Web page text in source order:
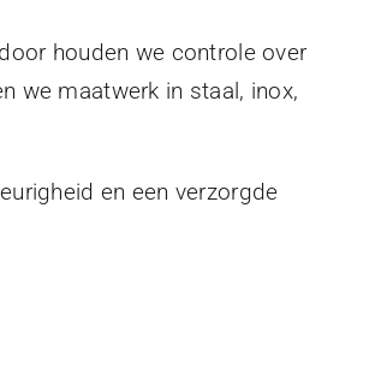
houden we controle over
we maatwerk in staal, inox,
en een verzorgde